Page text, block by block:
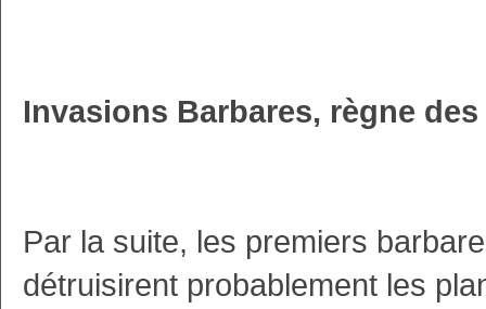
Invasions Barbares, règne
Par la suite, les premiers
détruisirent probablement les